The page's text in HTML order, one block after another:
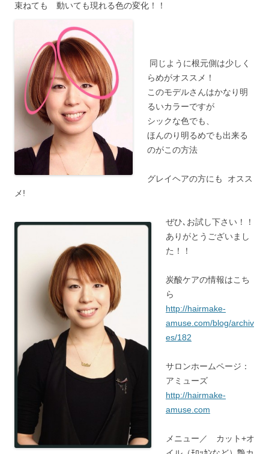
束ねても 動いても現れる色の変化！！
同じように根元側は少しく
らめがオススメ！
このモデルさんはかなり明
るいカラーですが
シックな色でも、
ほんのり明るめでも出来る
のがこの方法
グレイヘアの方にも オスス
メ!
ぜひ､お試し下さい！！
ありがとうございまし
た！！
炭酸ケアの情報はこち
ら
http://hairmake-
amuse.com/blog/archiv
es/182
サロンホームページ：
アミューズ
http://hairmake-
amuse.com
メニュー／ カット+オ